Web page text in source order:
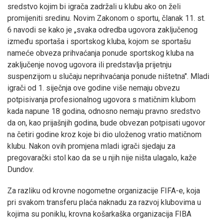
sredstvo kojim bi igrača zadržali u klubu ako on želi
promijeniti sredinu. Novim Zakonom o sportu, članak 11. st.
6 navodi se kako je „svaka odredba ugovora zaključenog
između sportaša i sportskog kluba, kojom se sportašu
nameće obveza prihvaćanja ponude sportskog kluba na
zaključenje novog ugovora ili predstavlja prijetnju
suspenzijom u slučaju neprihvaćanja ponude ništetna". Mladi
igrači od 1. siječnja ove godine više nemaju obvezu
potpisivanja profesionalnog ugovora s matičnim klubom
kada napune 18 godina, odnosno nemaju pravno sredstvo
da on, kao prijašnjih godina, bude obvezan potpisati ugovor
na četiri godine kroz koje bi dio uloženog vratio matičnom
klubu. Nakon ovih promjena mladi igrači sjedaju za
pregovarački stol kao da se u njih nije ništa ulagalo, kaže
Dundov.
Za razliku od krovne nogometne organizacije FIFA-e, koja
pri svakom transferu plaća naknadu za razvoj klubovima u
kojima su poniklu, krovna košarkaška organizacija FIBA